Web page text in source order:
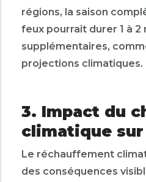
régions, la saison
feux pourrait durer 1 à 2
supplémentaires,
projections climatiques.
3. Impact du
climatique
Le réchauffement
des conséquences